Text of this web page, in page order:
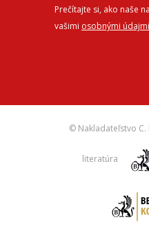
Prečítajte si, ako naše
vašimi osobnými údajmi
© Nakladateľstvo C.
literatúra